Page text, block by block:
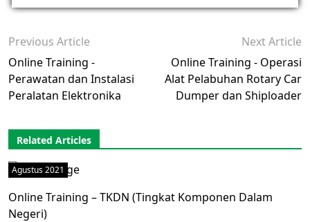
Previous Article
Online Training -
Perawatan dan Instalasi
Peralatan Elektronika
Next Article
Online Training - Operasi
Alat Pelabuhan Rotary Car
Dumper dan Shiploader
Related Articles
Agustus 2021
Online Training – TKDN (Tingkat Komponen Dalam
Negeri)